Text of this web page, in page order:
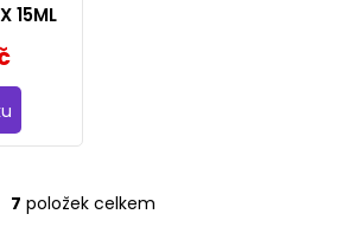
15ML
O
7 položek celkem